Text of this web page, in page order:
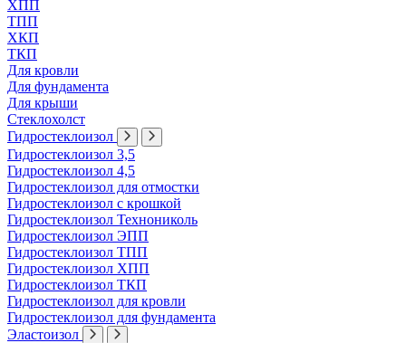
ХПП
ТПП
ХКП
ТКП
Для кровли
Для фундамента
Для крыши
Стеклохолст
Гидростеклоизол
Гидростеклоизол 3,5
Гидростеклоизол 4,5
Гидростеклоизол для отмостки
Гидростеклоизол с крошкой
Гидростеклоизол Технониколь
Гидростеклоизол ЭПП
Гидростеклоизол ТПП
Гидростеклоизол ХПП
Гидростеклоизол ТКП
Гидростеклоизол для кровли
Гидростеклоизол для фундамента
Эластоизол